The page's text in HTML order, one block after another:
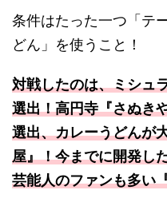
条件はたった一つ「テ
どん」を使うこと！
対戦したのは、ミシュ
選出！高円寺『さぬき
選出、カレーうどんが
屋』！今までに開発し
芸能人のファンも多い